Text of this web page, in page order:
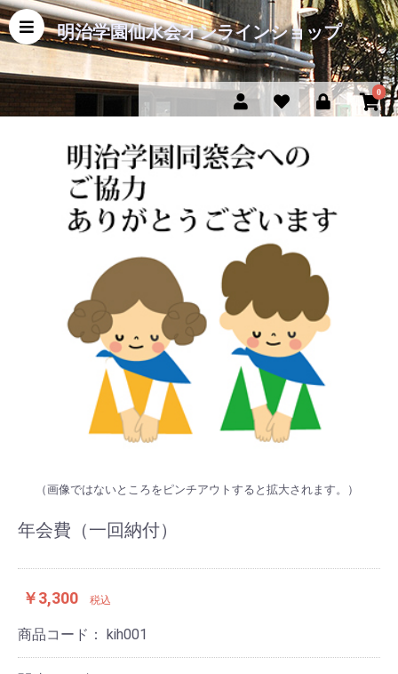
明治学園仙水会オンラインショップ
0
（画像ではないところをピンチアウトすると拡大されます。）
年会費（一回納付）
￥3,300 税込
商品コード： kih001